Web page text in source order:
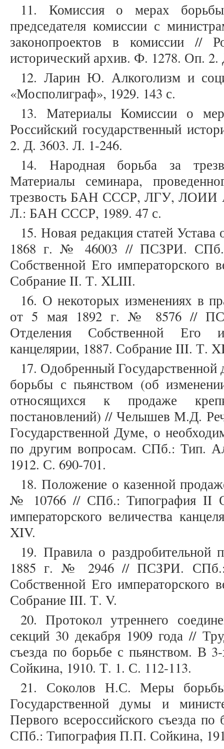
11. Комиссия о мерах
председателя комиссии с
законопроектов в комиссии //
исторический архив. Ф. 1278. Оп.
12. Ларин Ю. Алкоголизм и
«Мосполиграф», 1929. 143 с.
13. Материалы Комиссии о
Российский государственный
2. Д. 3603. Л. 1-246.
14. Народная борьба за
Материалы семинара,
трезвость БАН СССР, ЛГУ, ЛОИИ
Л.: БАН СССР, 1989. 47 с.
15. Новая редакция статей
1868 г. № 46003 // ПСЗРИ. СПб.:
Собственной Его императорского
Собрание II. Т. XLIII.
16. О некоторых изменениях в
от 5 мая 1892 г. № 8576 //
Отделения Собственной Его
канцелярии, 1887. Собрание III. Т.
17. Одобренный
борьбы с пьянством (об
относящихся к продаже
постановлений) // Челышев М.Д.
Государственной Думе, о
по другим вопросам. СПб.: Тип.
1912. С. 690-701.
18. Положение о казенной
№ 10766 // СПб.: Типография II
императорского величества
XIV.
19. Правила о раздробительной
1885 г. № 2946 // ПСЗРИ. СПб.:
Собственной Его императорского
Собрание III. Т. V.
20. Протокол утреннего
секций 30 декабря 1909 года //
съезда по борьбе с пьянством. В
Сойкина, 1910. Т. 1. С. 112-113.
21. Соколов Н.С. Меры
Государственной думы и
Первого всероссийского съезда
СПб.: Типография П.П. Сойкина,